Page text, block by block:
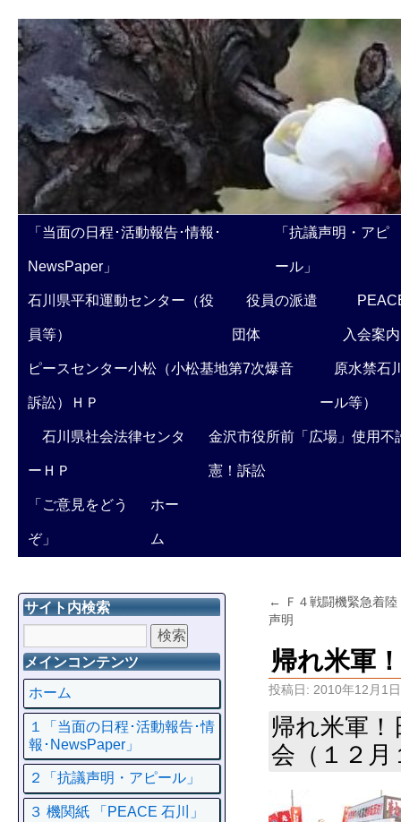
「当面の日程･活動報告･情報･
NewsPaper」
「抗議声明・アピ
ール」
石川県平和運動センター（役
員等）
役員の派遣
団体 入会案内
ピースセンター小松（小松基地第7次爆音
訴訟）ＨＰ
原水禁石
ール等）
石川県社会法律センタ
ーＨＰ
金沢市役所前「広場」使用不
憲！訴訟
「ご意見をどう
ぞ」
ホー
ム
←
Ｆ４戦闘機緊急着
声明
帰れ米軍
投稿日: 2010年12月1日
帰れ米軍
会（１２月
サイト内検索
メインコンテンツ
ホーム
１「当面の日程･活動報告･情
報･NewsPaper」
２「抗議声明・アピール」
３ 機関紙 「PEACE 石川」